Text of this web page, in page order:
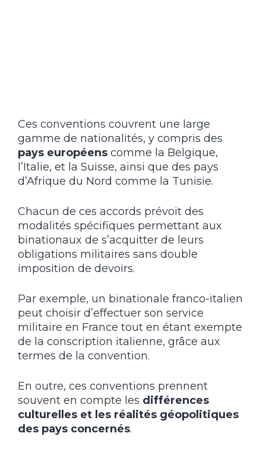
Ces conventions couvrent une large
gamme de nationalités, y compris des
pays européens comme la Belgique,
l’Italie, et la Suisse, ainsi que des pays
d’Afrique du Nord comme la Tunisie.
Chacun de ces accords prévoit des
modalités spécifiques permettant aux
binationaux de s’acquitter de leurs
obligations militaires sans double
imposition de devoirs.
Par exemple, un binationale franco-italien
peut choisir d’effectuer son service
militaire en France tout en étant exempte
de la conscription italienne, grâce aux
termes de la convention.
En outre, ces conventions prennent
souvent en compte les différences
culturelles et les réalités géopolitiques
des pays concernés.